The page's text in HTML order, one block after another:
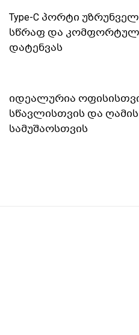
Type-C პორტი
სწრაფ და კომფორტულ
დატენვას
იდეალურია
სწავლისთვის და ღამის
სამუშაოსთვის